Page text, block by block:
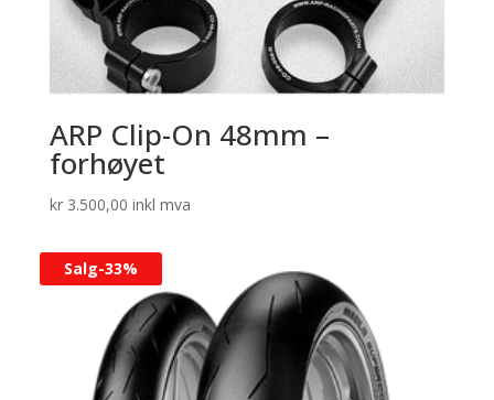
ARP Clip-On 48mm –
forhøyet
kr3.500,00 inkl mva
Salg-33%